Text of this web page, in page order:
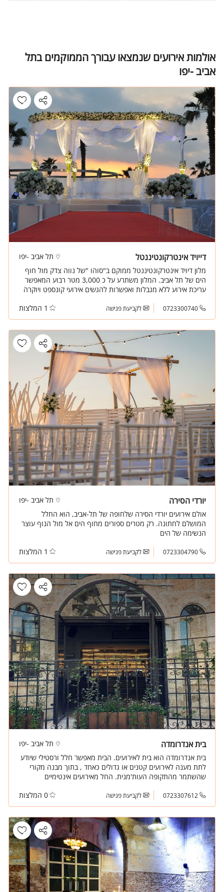
אולמות אירועים שנמצאו עבורך הממוקמים בתל
אביב -יפו
דייויד אינטרקונטיננטל
תל אביב -יפו
מלון דיויד אינטרקונטיננטל ממוקם ב"סוהו "של נווה צדק מול חוף
הים של תל אביב. המלון משתרע על כ 3,000 מטר רבוע המאפשר
עריכת אירוע ללא מגבלות ואפשרות להגשים אירועי קונספט ויוקרה
0723300740 לקביעת פגישה 1 המלצות
יורדי הסירה
תל אביב -יפו
אולם אירועים יורדי הסירה שלחופה של תל-אביב, הוא החלל
המושלם לחתונה. רק מטרים ספורים מחוף הים אל מול הנוף עוצר
הנשימה של הים
0723304790 לקביעת פגישה 1 המלצות
בית אנדרומדה
תל אביב -יפו
בית אנדרומדה הוא בית לאירועים. הבית מאפשר חלל ורסטילי שיודע
לתת מענה לאירועים קטנים או גדולים כאחד , בתוך מבנה מקורי
שהשתמר מהתקופה העות'מנית. החל מאירועים אינטימיים
כ 500 אורחים באירוע קוקטייל 0723307612 לקביעת פגישה 0 המלצות